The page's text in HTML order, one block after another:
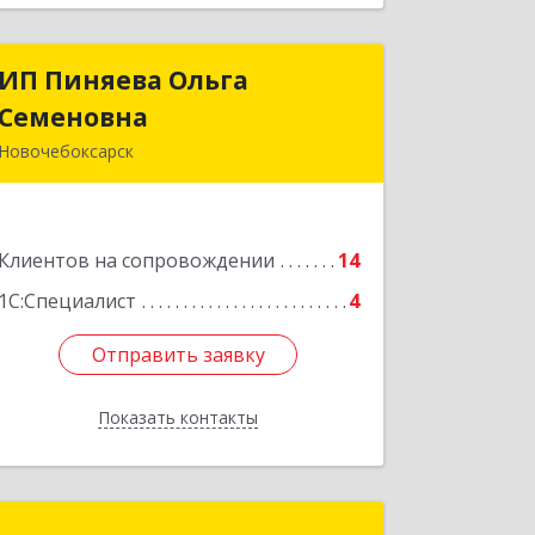
ИП Пиняева Ольга
Семеновна
Новочебоксарск
Клиентов на сопровождении
14
1С:Специалист
4
Отправить заявку
Показать контакты
ИП Пиняева Ольга
кв.141
Отправить заявку
Назад